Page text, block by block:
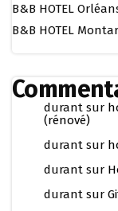
B&B HOTEL
B&B HOTEL
durant sur
(rénové)
durant sur
durant sur
durant sur